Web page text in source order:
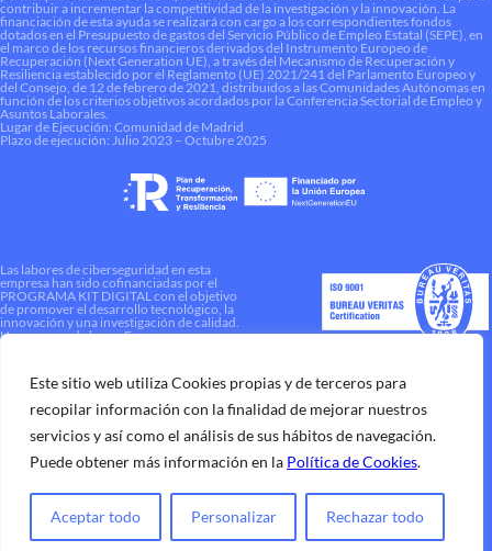
Este sitio web utiliza Cookies propias y de terceros para
recopilar información con la finalidad de mejorar nuestros
servicios y así como el análisis de sus hábitos de navegación.
Puede obtener más información en la Política de Cookies.
Personalizar Rechazar todo
Aceptar todo
contribuir a incrementar la competitividad de la investigación y la innovación. La
financiación de esta ayuda se realizará con cargo a los correspondientes fondos
dotados en el Presupuesto de gastos del Servicio Público de Empleo Estatal (SEPE), en
el marco de los recursos financieros derivados del Instrumento Europeo de
Recuperación (Next Generation UE), a través del Mecanismo de Recuperación y
Resiliencia establecido por el Reglamento (UE) 2021/241 del Parlamento Europeo y
del Consejo, de 12 de febrero de 2021, distribuidos a las Comunidades Autónomas en
función de los criterios objetivos acordados por la Conferencia Sectorial de Empleo y
Asuntos Laborales.
Lugar de Ejecución: Comunidad de Madrid
Plazo de ejecución: Julio 2023 – Octubre 2025
Las labores de ciberseguridad en esta
empresa han sido cofinanciadas por el
PROGRAMA KIT DIGITAL con el objetivo
de promover el desarrollo tecnológico, la
innovación y una investigación de calidad.
Una manera de hacer Europa